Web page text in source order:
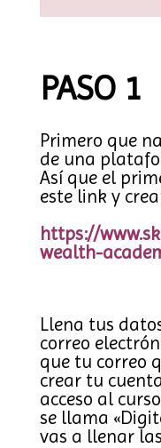
PASO 1
Primero que
de una
Así que el
este link y
https://
wealth-
Llena tus
correo
que tu correo
crear tu
acceso al
se llama
vas a llenar